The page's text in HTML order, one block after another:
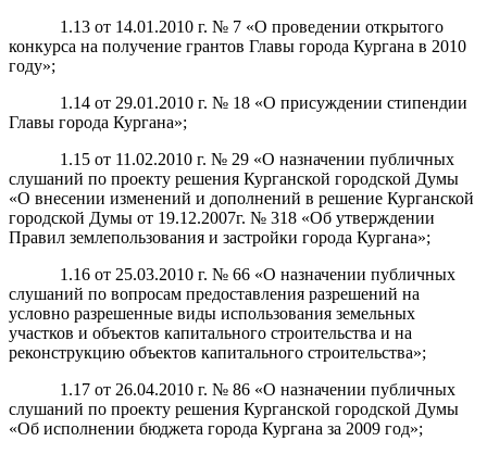
1.13 от 14.01.2010 г. № 7 «О проведении открытого
конкурса на получение грантов Главы города Кургана в 2010
году»;
1.14 от 29.01.2010 г. № 18 «О присуждении стипендии
Главы города Кургана»;
1.15 от 11.02.2010 г. № 29 «О назначении публичных
слушаний по проекту решения Курганской городской Думы
«О внесении изменений и дополнений в решение Курганской
городской Думы от 19.12.2007г. № 318 «Об утверждении
Правил землепользования и застройки города Кургана»;
1.16 от 25.03.2010 г. № 66 «О назначении публичных
слушаний по вопросам предоставления разрешений на
условно разрешенные виды использования земельных
участков и объектов капитального строительства и на
реконструкцию объектов капитального строительства»;
1.17 от 26.04.2010 г. № 86 «О назначении публичных
слушаний по проекту решения Курганской городской Думы
«Об исполнении бюджета города Кургана за 2009 год»;